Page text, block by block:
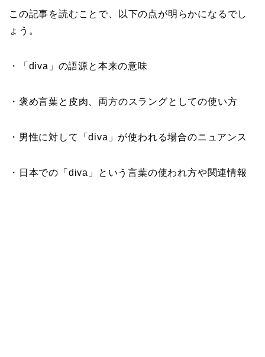
この記事を読むことで、以下の点が明らかになるでし
ょう。
・「diva」の語源と本来の意味
・褒め言葉と皮肉、両方のスラングとしての使い方
・男性に対して「diva」が使われる場合のニュアンス
・日本での「diva」という言葉の使われ方や関連情報